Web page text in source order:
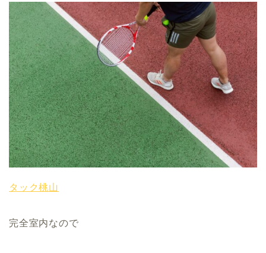
タック桃山
完全室内なので